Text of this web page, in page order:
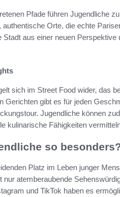
Pfade führen Jugendliche
Orte, die echte
Stadt aus einer neuen
sich im Street Food wider, das
Gerichten gibt es für jeden
Jugendliche können
kulinarische Fähigkeiten
so
Platz im Leben junger
nur atemberaubende
und TikTok haben es